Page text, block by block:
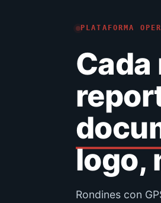
PLATAFORMA
logo,
Rondines con